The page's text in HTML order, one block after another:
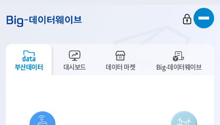
부산데이터 대시보드 데이터 마켓 Big-데이터웨이브